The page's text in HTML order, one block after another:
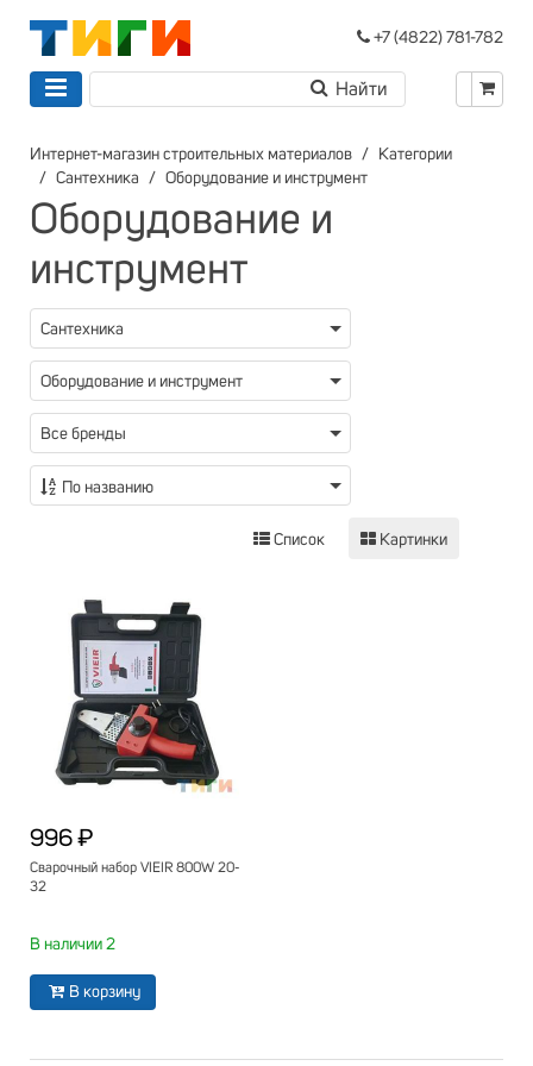
+7 (4822) 781-782
Интернет-магазин строительных материалов
Категории
Сантехника
Оборудование и инструмент
Оборудование и
инструмент
Сантехника
Оборудование и инструмент
Все бренды
По названию
Список Картинки
996 ₽
Сварочный набор VIEIR 800W 20-
32
В наличии 2
В корзину